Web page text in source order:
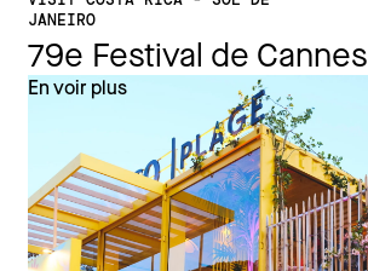
JANEIRO
79e Festival de Cannes
En voir plus